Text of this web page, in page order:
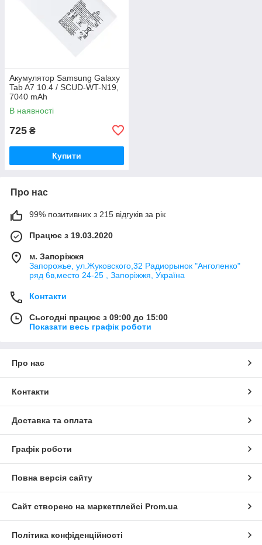
Акумулятор Samsung Galaxy
Tab A7 10.4 / SCUD-WT-N19,
7040 mAh
В наявності
725 ₴
Купити
Про нас
99% позитивних з 215 відгуків за рік
Працює з 19.03.2020
м. Запоріжжя
Запорожье, ул.Жуковского,32 Радиорынок "Анголенко"
ряд 6в,место 24-25 , Запоріжжя, Україна
Контакти
Сьогодні працює з 09:00 до 15:00
Показати весь графік роботи
Про нас
Контакти
Доставка та оплата
Графік роботи
Повна версія сайту
Сайт створено на маркетплейсі Prom.ua
Політика конфіденційності